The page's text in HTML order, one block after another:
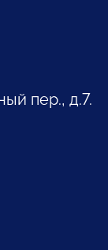
пер., д.7.